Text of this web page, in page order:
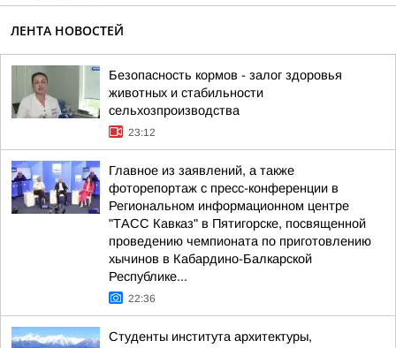
ЛЕНТА НОВОСТЕЙ
Безопасность кормов - залог здоровья
животных и стабильности
сельхозпроизводства
23:12
Главное из заявлений, а также
фоторепортаж с пресс-конференции в
Региональном информационном центре
"ТАСС Кавказ" в Пятигорске, посвященной
проведению чемпионата по приготовлению
хычинов в Кабардино-Балкарской
Республике...
22:36
Студенты института архитектуры,